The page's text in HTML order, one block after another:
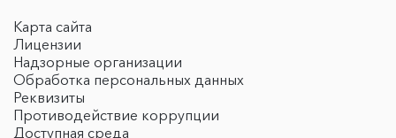
Карта сайта
Лицензии
Надзорные организации
Обработка персональных данных
Реквизиты
Противодействие коррупции
Доступная среда